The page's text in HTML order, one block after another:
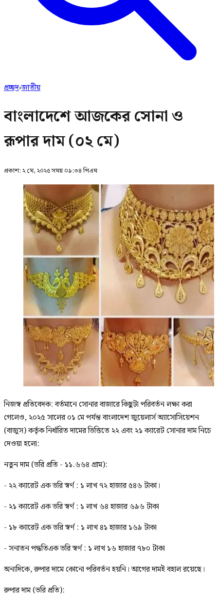
প্রচ্ছদ›জাতীয়
বাংলাদেশে আজকের সোনা ও
রূপার দাম (০২ মে)
প্রকাশ: ২ মে, ২০২৫ সময় ০৯:৩৪ পিএম
নিজস্ব প্রতিবেদক: বর্তমানে সোনার বাজারে কিছুটা পরিবর্তন লক্ষ্য করা
গেলেও, ২০২৫ সালের ০১ মে পর্যন্ত বাংলাদেশ জুয়েলার্স অ্যাসোসিয়েশন
(বাজুস) কর্তৃক নির্ধারিত দামের ভিত্তিতে ২২ এবং ২১ ক্যারেট সোনার দাম নিচে
দেওয়া হলো:
নতুন দাম (ভরি প্রতি - ১১.৬৬৪ গ্রাম):
- ২২ ক্যারেট এক ভরি স্বর্ণ : ১ লাখ ৭২ হাজার ৫৪৬ টাকা।
- ২১ ক্যারেট এক ভরি স্বর্ণ : ১ লাখ ৬৪ হাজার ৬৯৬ টাকা
- ১৮ ক্যারেট এক ভরি স্বর্ণ : ১ লাখ ৪১ হাজার ১৬৯ টাকা
- সনাতন পদ্ধতিএক ভরি স্বর্ণ : ১ লাখ ১৬ হাজার ৭৮০ টাকা
অন্যদিকে, রুপার দামে কোনো পরিবর্তন হয়নি। আগের দামই বহাল রয়েছে।
রুপার দাম (ভরি প্রতি):